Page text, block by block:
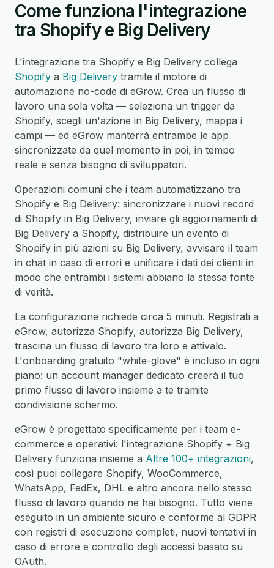
Come funziona l'integrazione
tra Shopify e Big Delivery
L'integrazione tra Shopify e Big Delivery collega
Shopify a Big Delivery tramite il motore di
automazione no-code di eGrow. Crea un flusso di
lavoro una sola volta — seleziona un trigger da
Shopify, scegli un'azione in Big Delivery, mappa i
campi — ed eGrow manterrà entrambe le app
sincronizzate da quel momento in poi, in tempo
reale e senza bisogno di sviluppatori.
Operazioni comuni che i team automatizzano tra
Shopify e Big Delivery: sincronizzare i nuovi record
di Shopify in Big Delivery, inviare gli aggiornamenti di
Big Delivery a Shopify, distribuire un evento di
Shopify in più azioni su Big Delivery, avvisare il team
in chat in caso di errori e unificare i dati dei clienti in
modo che entrambi i sistemi abbiano la stessa fonte
di verità.
La configurazione richiede circa 5 minuti. Registrati a
eGrow, autorizza Shopify, autorizza Big Delivery,
trascina un flusso di lavoro tra loro e attivalo.
L'onboarding gratuito "white-glove" è incluso in ogni
piano: un account manager dedicato creerà il tuo
primo flusso di lavoro insieme a te tramite
condivisione schermo.
eGrow è progettato specificamente per i team e-
commerce e operativi: l'integrazione Shopify + Big
Delivery funziona insieme a Altre 100+ integrazioni,
così puoi collegare Shopify, WooCommerce,
WhatsApp, FedEx, DHL e altro ancora nello stesso
flusso di lavoro quando ne hai bisogno. Tutto viene
eseguito in un ambiente sicuro e conforme al GDPR
con registri di esecuzione completi, nuovi tentativi in
caso di errore e controllo degli accessi basato su
OAuth.